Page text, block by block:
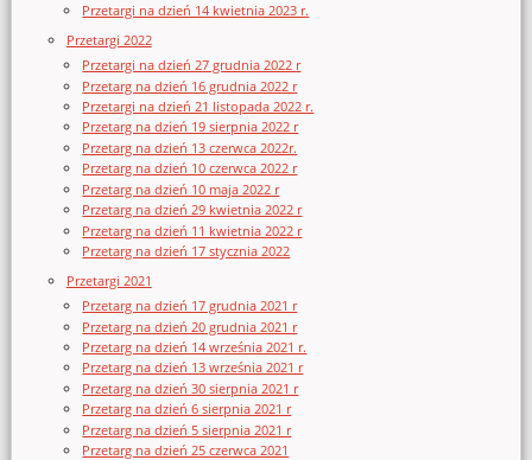
Przetargi na dzień 14 kwietnia 2023 r.
Przetargi 2022
Przetargi na dzień 27 grudnia 2022 r
Przetarg na dzień 16 grudnia 2022 r
Przetargi na dzień 21 listopada 2022 r.
Przetarg na dzień 19 sierpnia 2022 r
Przetarg na dzień 13 czerwca 2022r.
Przetarg na dzień 10 czerwca 2022 r
Przetarg na dzień 10 maja 2022 r
Przetarg na dzień 29 kwietnia 2022 r
Przetarg na dzień 11 kwietnia 2022 r
Przetarg na dzień 17 stycznia 2022
Przetargi 2021
Przetarg na dzień 17 grudnia 2021 r
Przetarg na dzień 20 grudnia 2021 r
Przetarg na dzień 14 września 2021 r.
Przetarg na dzień 13 września 2021 r
Przetarg na dzień 30 sierpnia 2021 r
Przetarg na dzień 6 sierpnia 2021 r
Przetarg na dzień 5 sierpnia 2021 r
Przetarg na dzień 25 czerwca 2021